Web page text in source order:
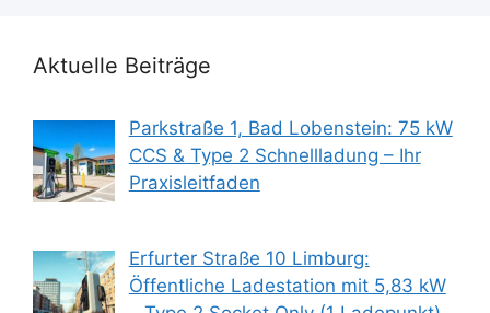
Aktuelle Beiträge
Parkstraße 1, Bad Lobenstein: 75 kW
CCS & Type 2 Schnellladung – Ihr
Praxisleitfaden
Erfurter Straße 10 Limburg:
Öffentliche Ladestation mit 5,83 kW